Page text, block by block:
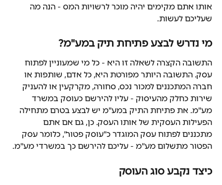
אותו אתם מקימים יהיה מוכר לרשויות המס - הנה מה
שעליכם לעשות.
מי נדרש לבצע פתיחת תיק במע"מ?
התשובה הקצרה לשאלה זו היא - כל מי שמעוניין לפתוח
עסק. התשובה היותר מפורטת היא, כל אדם, שותפות או
חברה המתכננים למכור נכס, סחורה, מקרקעין או להעניק
שירות כחלק מהעיסוק - עליו להירשם כעוסק במשרד
מע"מ. את פתיחת התיק במע"מ יש לבצע בטרם מתחילה
הפעילות העסקית של אותו העסק. כן, גם אם אתם
מתכננים לפתוח עסק המוגדר כ"עוסק פטור", כלומר עסק
הפטור מתשלום מע"מ - עליכם להירשם כך במשרדי מע"מ.
כיצד נקבע סוג העוסק